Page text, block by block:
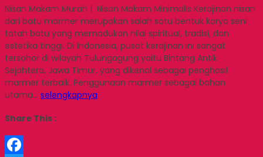
Nisan Makam Murah | Nisan Makam Minimalis Kerajinan nisan
dari batu marmer merupakan salah satu bentuk karya seni
tatah batu yang memadukan nilai spiritual, tradisi, dan
estetika tinggi. Di Indonesia, pusat kerajinan ini sangat
tersohor di wilayah Tulungagung yaitu Bintang Antik
Sejahtera, Jawa Timur, yang dikenal sebagai penghasil
marmer terbaik. Penggunaan marmer sebagai bahan
utama… selengkapnya
Share This :